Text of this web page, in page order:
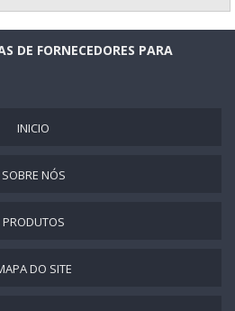
FORNECEDORES PARA
INICIO
SOBRE NÓS
PRODUTOS
DO SITE